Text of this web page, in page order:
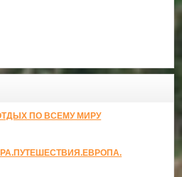
ПО ВСЕМУ МИРУ